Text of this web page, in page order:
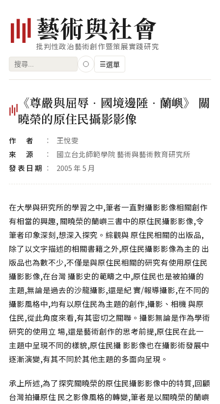
藝術與社會
批判性政治藝術創作暨策展實踐研究
搜
鍵
字:
☰選單
藝術家
專題
索引
標籤雲
相關網站
關於
關於本站
團隊成員
出版品
《尊嚴與屈辱•國境邊陲•蘭嶼》 關
曉榮的原住民攝影影像
作者
王悅雯
來源
國立台北師範學院 藝術與藝術教育研究所
發表日期
2005 年 5 月
在大學與研究所的學習之中,筆者一直對攝影影像相關創作
有相當的興趣, 關曉榮的蘭嶼三書中的原住民攝影影像,令
筆者印象深刻,想深入探究。綜觀與 原住民相關的出版品,
除了以文字描述的相關書籍之外,原住民攝影影像為主的 出
版品也為數不少,不僅是與原住民相關的研究有使用原住民
攝影影像,在台灣 攝影史的範疇之中,原住民也是被拍攝的
主題,無論是過去的沙龍攝影,還是紀 實/報導攝影,在不同的
攝影風格中,均有以原住民為主題的創作,攝影、相機 與原
住民,從此角度來看,有其密切之關聯。攝影無論是作為學術
研究的使用立 場,還是藝術創作的思考前提,原住民在此一
主題中呈現不同的樣貌,原住民攝 影影像也在攝影術發展中
逐漸演變,有其不同於其他主題的多面向呈現。
承上所述,為了探究關曉榮的原住民攝影影像中的特質,回顧
台灣拍攝原住 民之影像風格的轉變,筆者是以關曉榮的蘭嶼